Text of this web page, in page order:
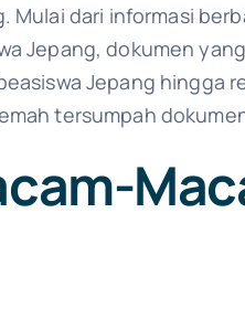
Mulai dari informasi
Jepang, dokumen
Jepang hingga
tersumpah